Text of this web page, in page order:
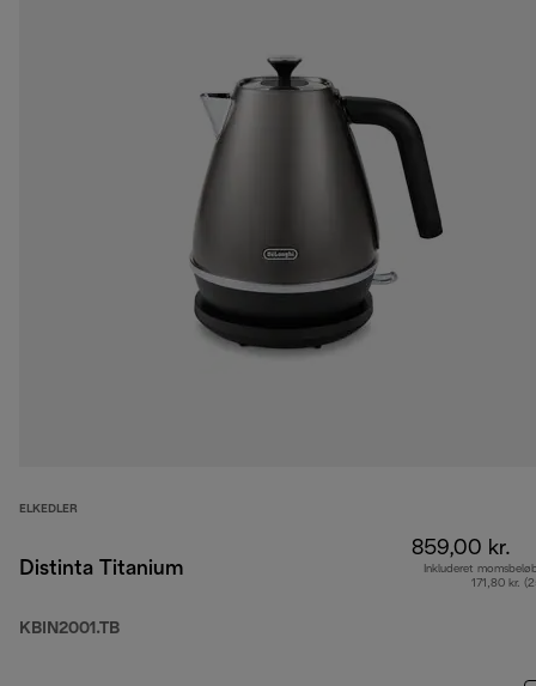
ELKEDLER
Distinta Titanium
KBIN2001.TB
859,00 kr.
Inkluderet
171,80 kr.